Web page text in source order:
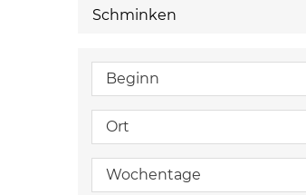
Schminken
Beginn
Ort
Wochentage